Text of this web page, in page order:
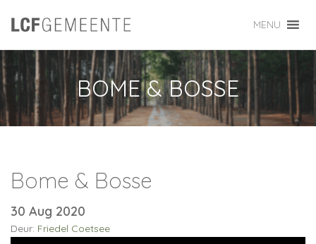
BOME & BOSSE
MENU
Bome & Bosse
30 Aug 2020
Deur: Friedel Coetsee